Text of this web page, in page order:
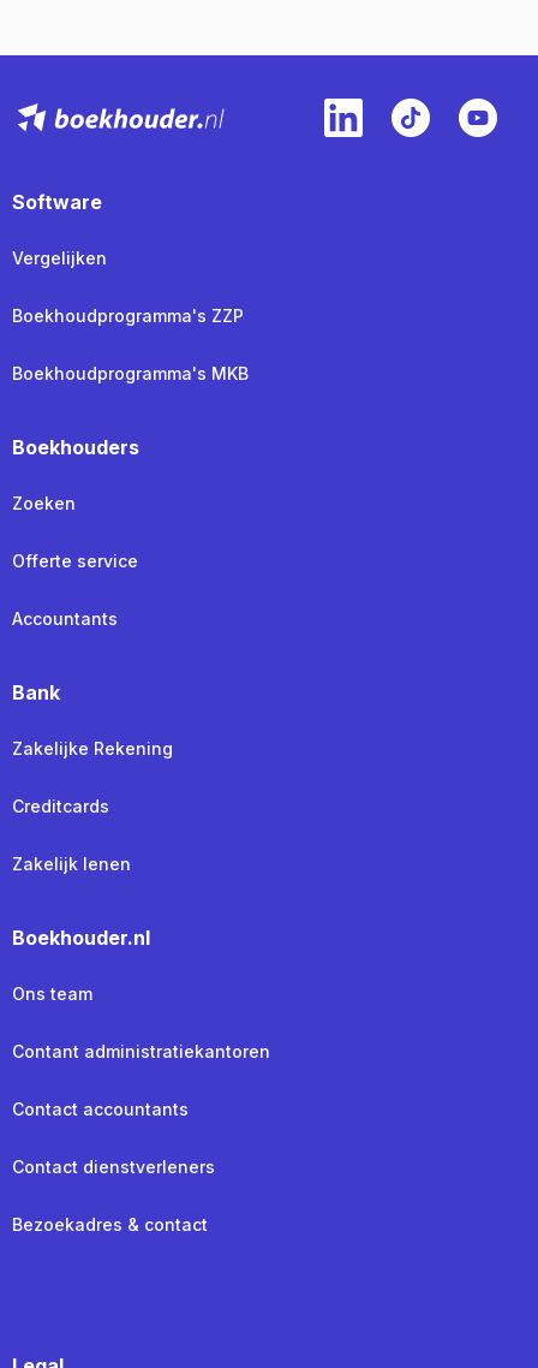
Software
Vergelijken
Boekhoudprogramma's ZZP
Boekhoudprogramma's MKB
Boekhouders
Zoeken
Offerte service
Accountants
Bank
Zakelijke Rekening
Creditcards
Zakelijk lenen
Boekhouder.nl
Ons team
Contant administratiekantoren
Contact accountants
Contact dienstverleners
Bezoekadres & contact